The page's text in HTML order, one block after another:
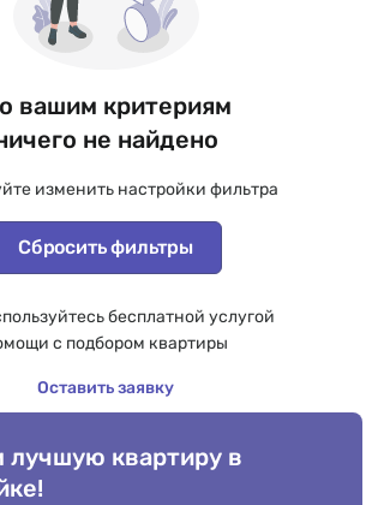
вашим критериям
не найдено
изменить настройки фильтра
Сбросить фильтры
бесплатной услугой
с подбором квартиры
Оставить заявку
лучшую квартиру в